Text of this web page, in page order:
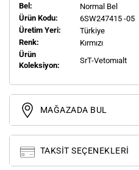
Bel:
Normal Bel
Ürün Kodu:
6SW247415 -05
Üretim Yeri:
Türkiye
Renk:
Kırmızı
Ürün
Koleksiyon:
SrT-Vetomıalt
MAĞAZADA BUL
TAKSIT SEÇENEKLERI